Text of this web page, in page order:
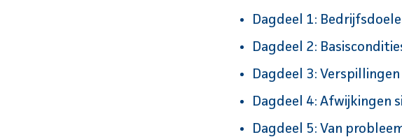
Dagdeel 1:
Dagdeel 2:
Dagdeel 3: Verspillingen
Dagdeel 4: Afwijkingen
Dagdeel 5: Van